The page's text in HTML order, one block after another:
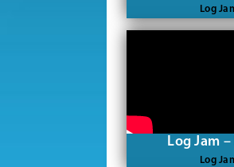
Log
Log Jam
Log